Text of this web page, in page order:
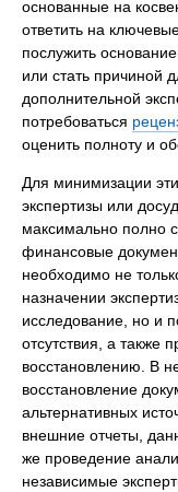
основанные на
ответить на
послужить
или стать причиной
дополнительной
потребоваться
оценить полноту и
Для минимизации
экспертизы или
максимально полно
финансовые
необходимо не
назначении
исследование, но и
отсутствия, а также
восстановлению. В
восстановление
альтернативных
внешние отчеты,
же проведение
независимые